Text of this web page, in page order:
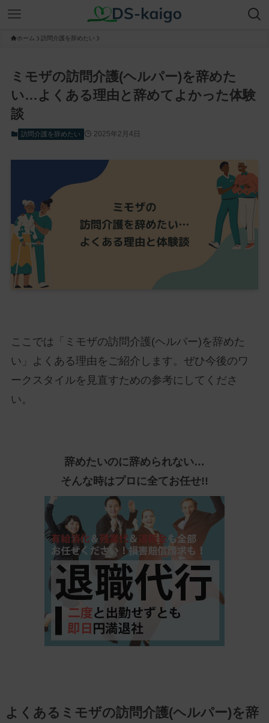
ホーム 訪問介護を辞めたい
ミモザの訪問介護(ヘルパー)を辞めた
い…よくある理由と辞めてよかった体験
談
訪問介護を辞めたい 2025年2月4日
ここでは「ミモザの訪問介護(ヘルパー)を辞めた
い」よくある理由をご紹介します。ぜひ今後のワ
ークスタイルを見直すための参考にしてくださ
い。
辞めたいのに辞められない…
そんな時はプロに全てお任せ!!
よくあるミモザの訪問介護(ヘルパー)を辞